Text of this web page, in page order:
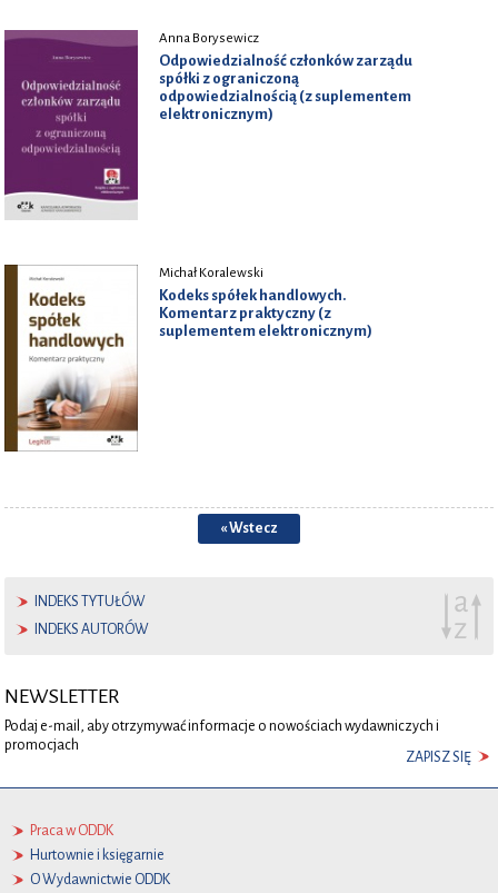
Anna Borysewicz
Odpowiedzialność członków zarządu
spółki z ograniczoną
odpowiedzialnością (z suplementem
elektronicznym)
Michał Koralewski
Kodeks spółek handlowych.
Komentarz praktyczny (z
suplementem elektronicznym)
« Wstecz
INDEKS TYTUŁÓW
INDEKS AUTORÓW
NEWSLETTER
Podaj e-mail, aby otrzymywać informacje o nowościach wydawniczych i
promocjach
ZAPISZ SIĘ
Praca w ODDK
Hurtownie i księgarnie
O Wydawnictwie ODDK